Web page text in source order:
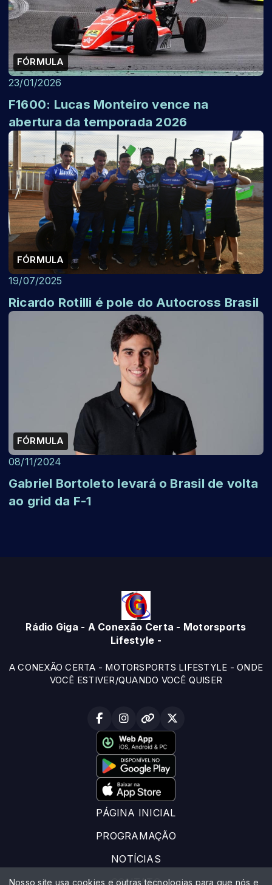
FÓRMULA
23/01/2026
F1600: Lucas Monteiro vence na
abertura da temporada 2026
FÓRMULA
19/07/2025
Ricardo Rotilli é pole do Autocross Brasil
FÓRMULA
08/11/2024
Gabriel Bortoleto levará o Brasil de volta
ao grid da F-1
Rádio Giga - A Conexão Certa - Motorsports
Lifestyle -
A CONEXÃO CERTA - MOTORSPORTS LIFESTYLE - ONDE
VOCÊ ESTIVER/QUANDO VOCÊ QUISER
PÁGINA INICIAL
PROGRAMAÇÃO
NOTÍCIAS
CONTATO
Nosso site usa cookies e outras tecnologias para que nós e